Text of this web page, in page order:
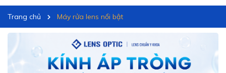
Trang chủ Máy rửa lens nổi bật